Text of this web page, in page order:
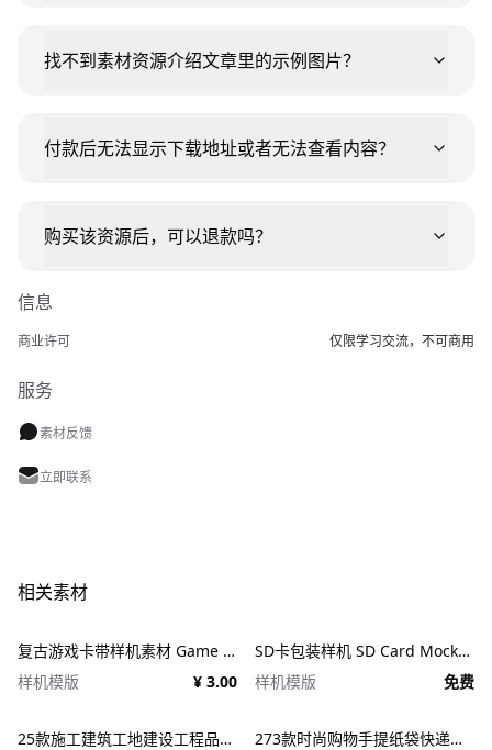
找不到素材资源介绍文章里的示例图片？
付款后无法显示下载地址或者无法查看内容？
购买该资源后，可以退款吗？
信息
商业许可 仅限学习交流，不可商用
服务
素材反馈
立即联系
相关素材
复古游戏卡带样机素材 Game Cartridge Mockup Bundle Retro
样机模版
¥ 3.00
SD卡包装样机 SD Card Mockup
样机模版
免费
25款施工建筑工地建设工程品牌VI应用设计ps样机素材展示效果图 25x Construction Mockup Bundle Vol.02
273款时尚购物手提纸袋快递气泡塑料袋纸箱设计贴图PSD样机 Printhouse Mockups Bundle v.1